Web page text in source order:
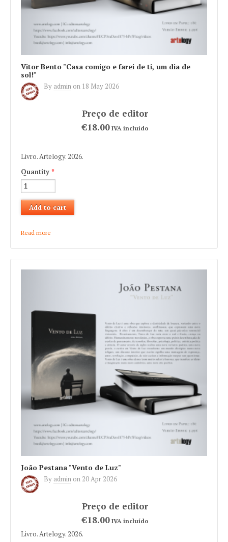
Vitor Bento "Casa comigo e farei de ti, um dia de
sol!"
By admin on 18 May 2026
€18.00IVA incluído
Livro. Artelogy. 2026.
Quantity *
Read more
João Pestana "Vento de Luz"
By admin on 20 Apr 2026
€18.00IVA incluído
Livro. Artelogy. 2026.